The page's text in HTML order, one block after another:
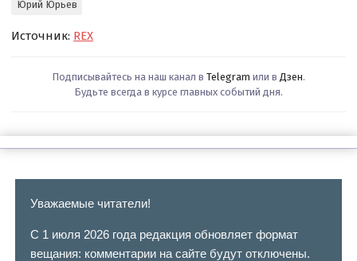
Юрий Юрьев
Источник: REX
Подписывайтесь на наш канал в Telegram или в Дзен.
Будьте всегда в курсе главных событий дня.
Уважаемые читатели!
С 1 июля 2026 года редакция обновляет формат
вещания: комментарии на сайте будут отключены.